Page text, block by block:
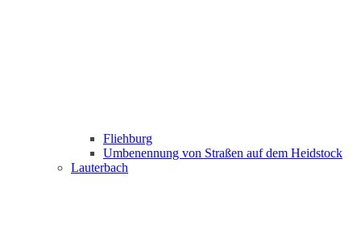
Fliehburg
Umbenennung von Straßen auf dem Heidstock
Lauterbach